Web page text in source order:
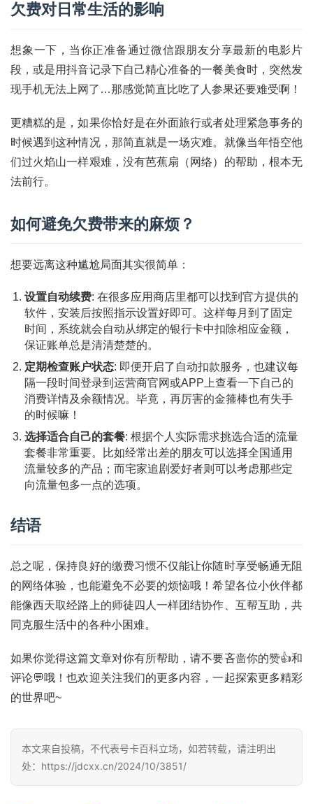
页
号
防
识
资
讯
流
量
卡
推
号
码
证
增
值
登录 注册
欠费对日常生活的影响
想象一下，当你正准备通过微信跟朋友分享最新的电影片
段，或是用抖音记录下自己精心准备的一餐美食时，突然发
现手机无法上网了…那感觉简直比吃了人参果还要难受啊！
更糟糕的是，如果你恰好是在外面旅行或者处理紧急事务的
时候遇到这种情况，那简直就是一场灾难。就像当年悟空他
们过火焰山一样艰难，没有芭蕉扇（网络）的帮助，根本无
法前行。
如何避免欠费带来的麻烦？
想要远离这种尴尬局面其实很简单：
设置自动续费: 在很多应用商店里都可以找到官方提供的
软件，安装后按照指示设置好即可。这样每月到了固定
时间，系统就会自动从绑定的银行卡中扣除相应金额，
保证账单总是清清楚楚的。
定期检查账户状态: 即便开启了自动扣款服务，也建议每
隔一段时间登录到运营商官网或APP上查看一下自己的
消费详情及余额情况。毕竟，再厉害的金箍棒也有失手
的时候嘛！
选择适合自己的套餐: 根据个人实际需求挑选合适的流量
套餐非常重要。比如经常出差的朋友可以选择全国通用
流量较多的产品；而宅家追剧爱好者则可以考虑那些定
向流量包多一点的选项。
结语
总之呢，保持良好的缴费习惯不仅能让你随时享受畅通无阻
的网络体验，也能避免不必要的烦恼哦！希望各位小伙伴都
能像西天取经路上的师徒四人一样团结协作、互帮互助，共
同克服生活中的各种小困难。
如果你觉得这篇文章对你有所帮助，请不要吝啬你的赞👍和
评论💬哦！也欢迎关注我们的更多内容，一起探索更多精彩
的世界吧~
本文来自投稿，不代表号卡百科立场，如若转载，请注明出
处：https://jdcxx.cn/2024/10/3851/